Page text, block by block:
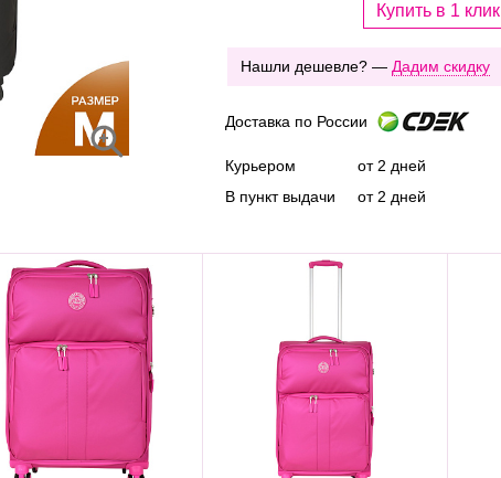
Купить в 1 клик
Нашли дешевле? — Дадим скидку
Доставка по России
Курьером
В пункт выдачи
от 2 дней
от 2 дней